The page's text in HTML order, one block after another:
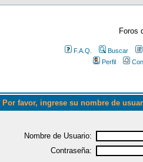
Foros
F.A.Q. Buscar
Perfil
Por favor, ingrese su nombre de
Nombre de Usuario:
Contraseña: